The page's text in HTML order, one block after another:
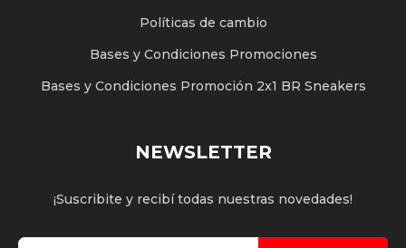
Políticas de cambio
Bases y Condiciones Promociones
Bases y Condiciones Promoción 2x1 BR Sneakers
NEWSLETTER
¡Suscribite y recibí todas nuestras novedades!